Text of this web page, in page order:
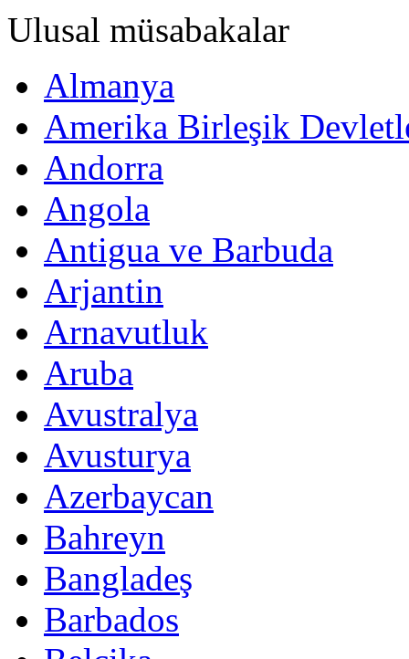
Ulusal müsabakalar
Almanya
Amerika Birleşik
Andorra
Angola
Antigua ve Barbuda
Arjantin
Arnavutluk
Aruba
Avustralya
Avusturya
Azerbaycan
Bahreyn
Bangladeş
Barbados